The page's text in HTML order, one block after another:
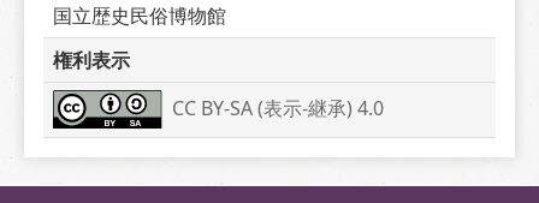
国立歴史民俗博物館
権利表示
CC BY-SA (表示-継承) 4.0